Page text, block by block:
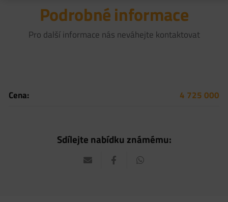
Podrobné informace
Pro další informace nás neváhejte kontaktovat
Cena: 4 725 000
Sdílejte nabídku známému: